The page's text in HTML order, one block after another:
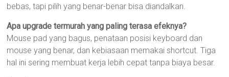
bebas, tapi pilih yang benar-benar bisa diandalkan.
Apa upgrade termurah yang paling terasa efeknya?
Mouse pad yang bagus, penataan posisi keyboard dan
mouse yang benar, dan kebiasaan memakai shortcut. Tiga
hal ini sering membuat kerja lebih cepat tanpa biaya besar.